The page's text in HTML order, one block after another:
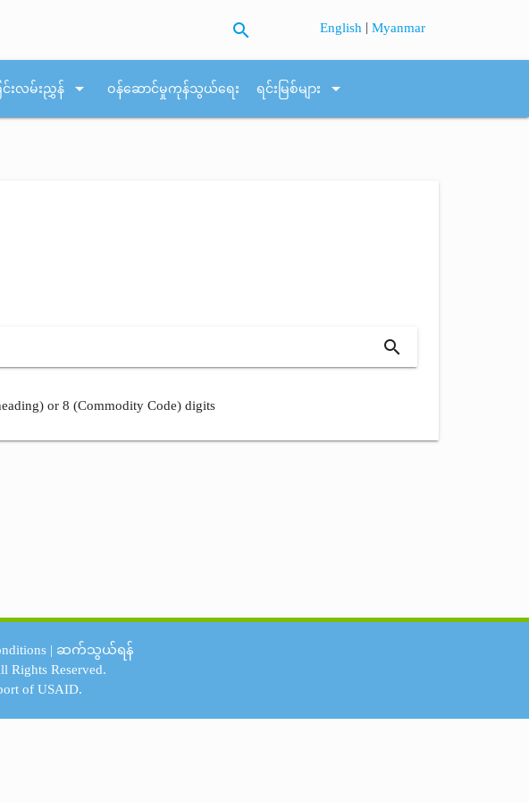
search English |Myanmar
င်းလမ်းညွှန် arrow_drop_down ဝန်ဆောင်မှုကုန်သွယ်ရေး ရင်းမြစ်များ arrow_drop_down
search
or 8 (Commodity Code) digits
| ဆက်သွယ်ရန်
Rights Reserved.
ofUSAID.